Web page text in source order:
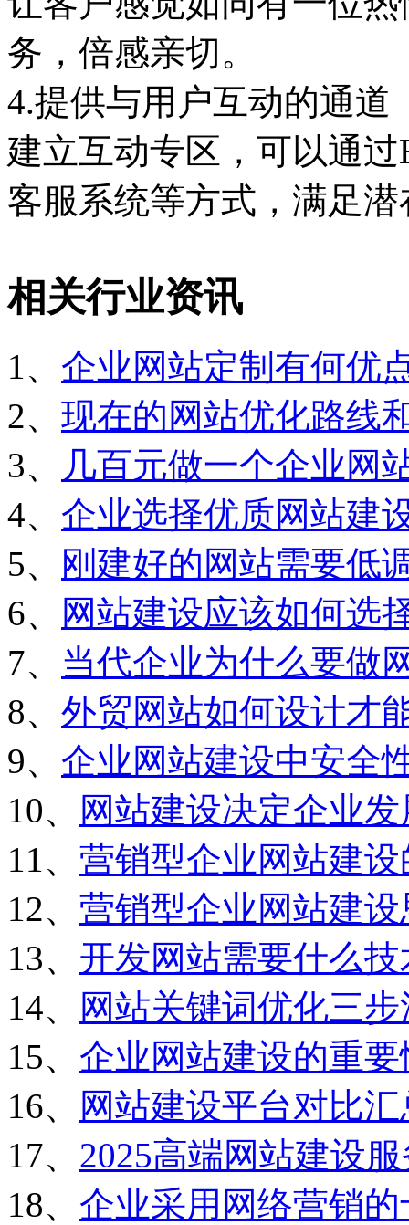
务，倍感亲切。
4.提供与用户互动的通道
建立互动专区，可以通
客服系统等方式，满足
相关行业资讯
1、 企业网站定制有何优
2、 现在的网站优化路线
3、
几百元做一个企业网
4、 企业选择优质网站建
5、
刚建好的网站需要低
6、
网站建设应该如何选
7、 当代企业为什么要做
8、 外贸网站如何设计才
9、 企业网站建设中安全
10、
网站建设决定企业
11、 营销型企业网站建
12、 营销型企业网站建设
13、 开发网站需要什么技
14、
网站关键词优化三步
15、 企业网站建设的重要
16、
网站建设平台对比汇
17、 2025高端网站建设
18、 企业采用网络营销